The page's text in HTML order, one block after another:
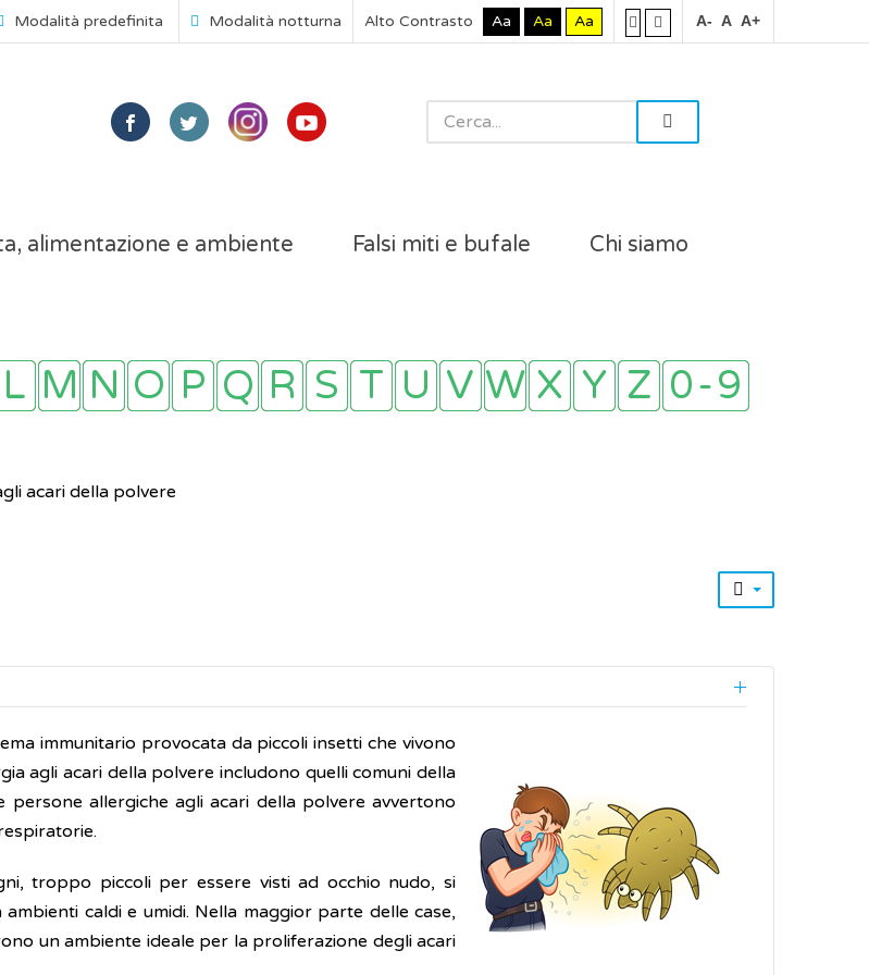
Modalità predefinita Modalità notturna Alto Contrasto Aa Aa Aa A- A A+
alimentazione e ambiente Falsi miti e bufale Chi siamo
acari della polvere
immunitario provocata da piccoli insetti che vivono
agli acari della polvere includono quelli comuni della
allergiche agli acari della polvere avvertono
troppo piccoli per essere visti ad occhio nudo, si
caldi e umidi. Nella maggior parte delle case,
un ambiente ideale per la proliferazione degli acari